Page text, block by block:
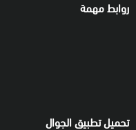
روابط مهمة
تحميل تطبيق الجوال